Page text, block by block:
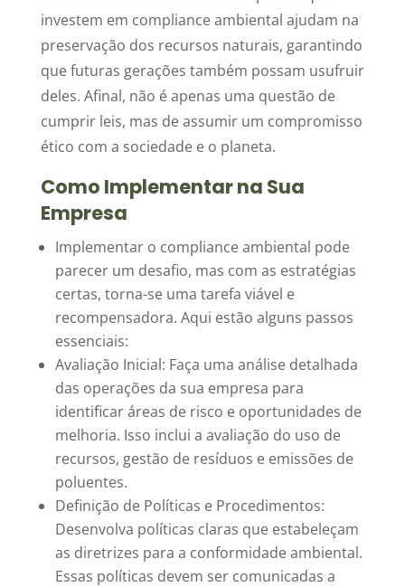
investem em compliance ambiental ajudam na
preservação dos recursos naturais, garantindo
que futuras gerações também possam usufruir
deles. Afinal, não é apenas uma questão de
cumprir leis, mas de assumir um compromisso
ético com a sociedade e o planeta.
Como Implementar na Sua
Empresa
Implementar o compliance ambiental pode
parecer um desafio, mas com as estratégias
certas, torna-se uma tarefa viável e
recompensadora. Aqui estão alguns passos
essenciais:
Avaliação Inicial: Faça uma análise detalhada
das operações da sua empresa para
identificar áreas de risco e oportunidades de
melhoria. Isso inclui a avaliação do uso de
recursos, gestão de resíduos e emissões de
poluentes.
Definição de Políticas e Procedimentos:
Desenvolva políticas claras que estabeleçam
as diretrizes para a conformidade ambiental.
Essas políticas devem ser comunicadas a